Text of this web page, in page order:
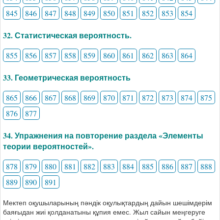
845
846 847 848 849 850 851 852 853 854
32. Статистическая вероятность.
855 856 857 858 859 860 861 862 863 864
33. Геометрическая вероятность
865 866 867 868 869 870 871 872 873 874
875
876
877
34. Упражнения на повторение раздела «Элементы
теории вероятностей».
878 879 880 881 882 883 884 885 886 887
888
889
890 891
Мектеп оқушыларының пәндік оқулықтардың дайын шешімдерім
баяғыдан жиі қолданатыны құпия емес. Жыл сайын меңгеруге